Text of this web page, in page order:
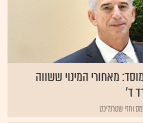
מאחורי המינוי ששווה
ד'
וחזי שטרנליכט